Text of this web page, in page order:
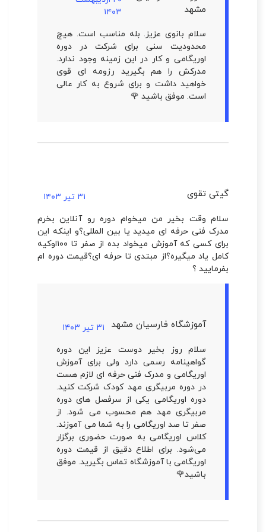
مشهد
۱۴۰۳
سلام بانوی عزیز. بله مناسب است. هیچ
محدودیت سنی برای شرکت در دوره
اوریگامی و کار در این زمینه وجود ندارد.
مدرکش را هم بگیرید رزومه ای قوی
خواهید داشت و برای شروع به کار عالی
است. موفق باشید 🌹
گیتی تقوی
۳۱ تیر ۱۴۰۳
سلام وقت بخیر من میخوام دوره رو آنلاین بخرم
مدرک فنی حرفه ای میدید یا بین المللی؟و اینکه این
برای کسی که آموزش میخواد بده از صفر تا ۱۰۰اوکیه
کامل یاد میگیره؟از مبتدی تا حرفه ای؟قیمت دوره ام
بفرمایید ؟
آموزشگاه فارسیان مشهد
۳۱ تیر ۱۴۰۳
سلام روز بخیر دوست عزیز این دوره
گواهینامه رسمی دارد ولی برای آموزش
اوریگامی و مدرک فنی حرفه ای لازم هست
در دوره مربیگری مهد کودک شرکت کنید.
دوره اوریگامی یکی از سرفصل های دوره
مربیگری مهد هم محسوب می شود. از
صفر تا صد اوریگامی را به شما می آموزند.
کلاس اوریگامی به صورت حضوری برگزار
می‌شود. برای اطلاع دقیق از قیمت دوره
اوریگامی با آموزشگاه تماس بگیرید. موفق
باشید🌹